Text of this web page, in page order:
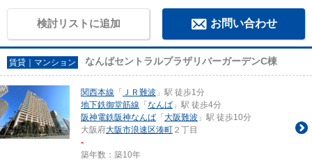
検討リストに追加 お問い合わせ
賃貸｜マンション なんばセントラルプラザリバーガーデンC棟
関西本線 「 ＪＲ難波 」駅 徒歩1分
地下鉄御堂筋線 「 なんば 」駅 徒歩4分
阪神電鉄阪神なんば 「 大阪難波 」駅 徒歩10分
大阪府大阪市浪速区湊町 ２丁目
-
築年数：築10年